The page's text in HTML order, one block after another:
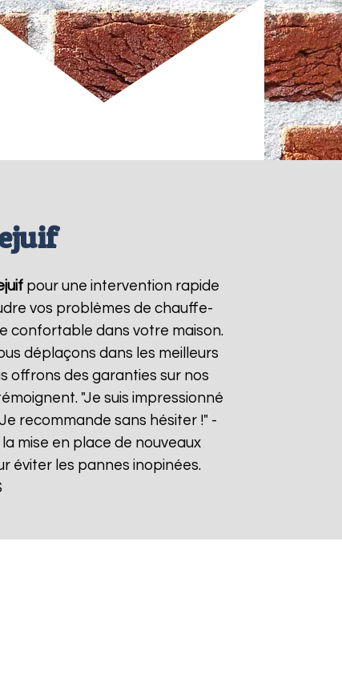
pour une intervention rapide
vos problèmes de chauffe-
confortable dans votre maison.
déplaçons dans les meilleurs
offrons des garanties sur nos
"Je suis impressionné
recommande sans hésiter !" -
mise en place de nouveaux
éviter les pannes inopinées.